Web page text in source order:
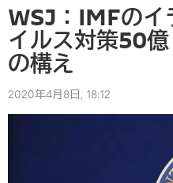
WSJ：IMFのイ
イルス対策50
の構え
2020年4月8日, 18:12